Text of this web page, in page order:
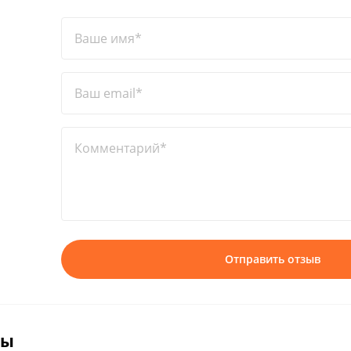
Ваше имя*
Ваш email*
Комментарий*
Отправить отзыв